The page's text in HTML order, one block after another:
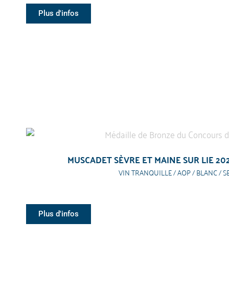
Plus d'infos
MUSCADET SÈVRE ET MAINE SUR LIE
VIN TRANQUILLE / AOP / BLANC /
Plus d'infos